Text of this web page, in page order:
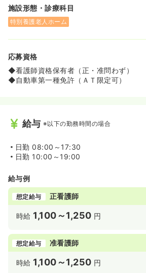
施設形態・診療科目
特別養護老人ホーム
応募資格
◆看護師資格保有者（正・准問わず）
◆自動車第一種免許（ＡＴ限定可）
給与 ※以下の勤務時間の場合
日勤 08:00～17:30
日勤 10:00～19:00
給与例
想定給与 正看護師
時給 1,100～1,250 円
想定給与 准看護師
時給 1,100～1,250 円